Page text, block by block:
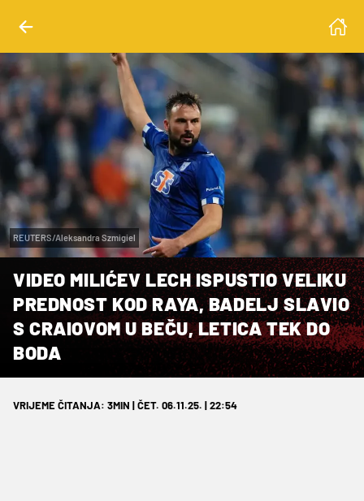
REUTERS/Aleksandra Szmigiel
VIDEO MILIĆEV LECH ISPUSTIO VELIKU
PREDNOST KOD RAYA, BADELJ SLAVIO
S CRAIOVOM U BEČU, LETICA TEK DO
BODA
VRIJEME ČITANJA: 3MIN | ČET. 06.11.25. | 22:54